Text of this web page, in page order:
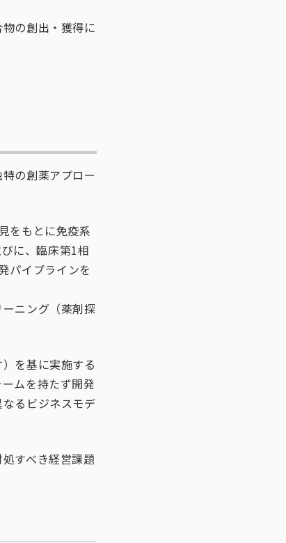
の創出・獲得に
の創薬アプロー
をもとに免疫系
に、臨床第1相
パイプラインを
ニング（薬剤探
を基に実施する
ムを持たず開発
るビジネスモデ
すべき経営課題